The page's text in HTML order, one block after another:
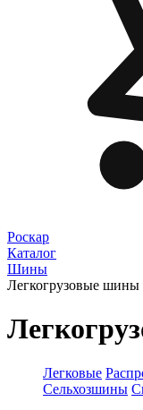
Роскар
Каталог
Шины
Легкогрузовые шины
Легковые
Сельхозшины